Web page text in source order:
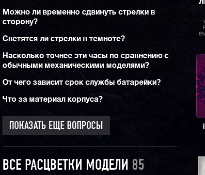
Можно ли временно сдвинуть стрелки в
сторону?
Светятся ли стрелки в темноте?
Насколько точнее эти часы по сравнению с
обычными механическими моделями?
От чего зависит срок службы батарейки?
Что за материал корпуса?
ПОКАЗАТЬ ЕЩЕ ВОПРОСЫ
ВСЕ РАСЦВЕТКИ МОДЕЛИ 85